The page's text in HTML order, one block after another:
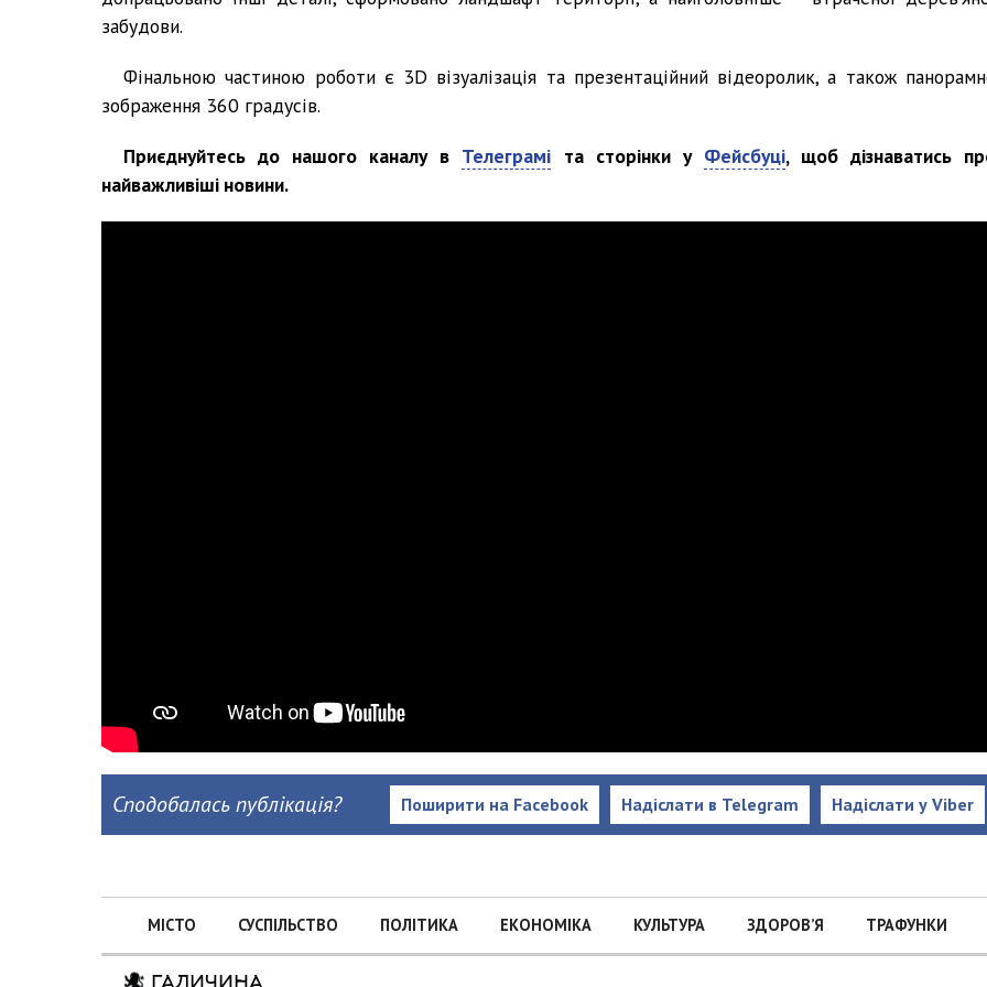
забудови.
Фінальною частиною роботи є 3D візуалізація та презентаційний відеоролик, а також
зображення 360 градусів.
Приєднуйтесь до нашого каналу в Телеграмі та сторінки у Фейсбуці, щоб дізнаватись
найважливіші новини.
Сподобалась публікація? Надіслати у Viber
Надіслати в Telegram
Поширити на Facebook
МІСТО СУСПІЛЬСТВО ПОЛІТИКА ЕКОНОМІКА КУЛЬТУРА ЗДОРОВ’Я ТРАФУНКИ